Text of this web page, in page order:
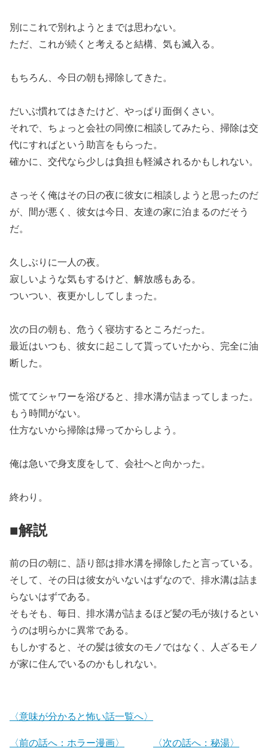
別にこれで別れようとまでは思わない。
ただ、これが続くと考えると結構、気も滅入る。
もちろん、今日の朝も掃除してきた。
だいぶ慣れてはきたけど、やっぱり面倒くさい。
それで、ちょっと会社の同僚に相談してみたら、掃除は交
代にすればという助言をもらった。
確かに、交代なら少しは負担も軽減されるかもしれない。
さっそく俺はその日の夜に彼女に相談しようと思ったのだ
が、間が悪く、彼女は今日、友達の家に泊まるのだそう
だ。
久しぶりに一人の夜。
寂しいような気もするけど、解放感もある。
ついつい、夜更かししてしまった。
次の日の朝も、危うく寝坊するところだった。
最近はいつも、彼女に起こして貰っていたから、完全に油
断した。
慌ててシャワーを浴びると、排水溝が詰まってしまった。
もう時間がない。
仕方ないから掃除は帰ってからしよう。
俺は急いで身支度をして、会社へと向かった。
終わり。
■解説
前の日の朝に、語り部は排水溝を掃除したと言っている。
そして、その日は彼女がいないはずなので、排水溝は詰ま
らないはずである。
そもそも、毎日、排水溝が詰まるほど髪の毛が抜けるとい
うのは明らかに異常である。
もしかすると、その髪は彼女のモノではなく、人ざるモノ
が家に住んでいるのかもしれない。
〈意味が分かると怖い話一覧へ〉
〈前の話へ：ホラー漫画〉 〈次の話へ：秘湯〉